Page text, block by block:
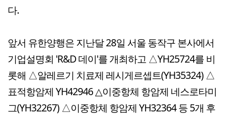
다.
앞서 유한양행은 지난달 28일 서울 동작구 본사에서
기업설명회 'R&D 데이'를 개최하고 △YH25724를 비
롯해 △알레르기 치료제 레시게르셉트(YH35324) △
표적항암제 YH42946 △이중항체 항암제 네스로타미
그(YH32267) △이중항체 항암제 YH32364 등 5개 후